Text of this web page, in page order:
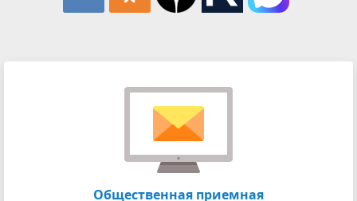
Общественная приемная